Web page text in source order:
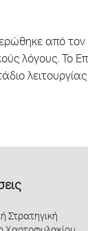
από
λόγους. Το
Στρατηγική